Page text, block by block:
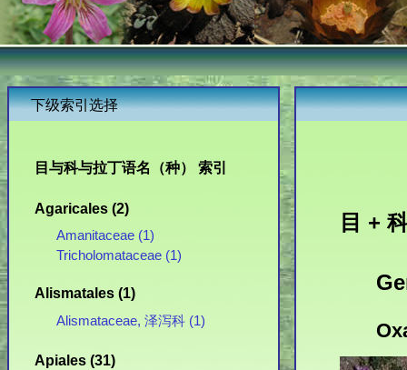
下级索引选择
目与科与拉丁语名（种） 索引
Agaricales (2)
Amanitaceae (1)
Tricholomataceae (1)
Alismatales (1)
Alismataceae, 泽泻科 (1)
Apiales (31)
目 +